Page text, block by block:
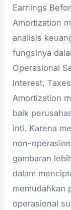
Earnings
Amortization
analisis
fungsinya
Operasional
Interest,
Amortization
baik
inti. Karena
non-
gambaran
dalam
memudahkan
operasional